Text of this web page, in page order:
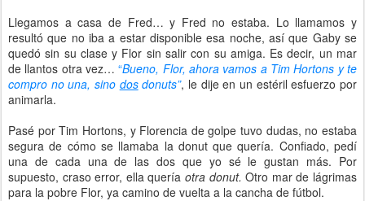
Llegamos a casa de Fred… y Fred no estaba. Lo llamamos y
resultó que no iba a estar disponible esa noche, así que Gaby se
quedó sin su clase y Flor sin salir con su amiga. Es decir, un mar
de llantos otra vez…“Bueno, Flor, ahora vamos a Tim Hortons y te
compro no una, sino dosdonuts”, le dije en un estéril esfuerzo por
animarla.
Pasé por Tim Hortons, y Florencia de golpe tuvo dudas, no estaba
segura de cómo se llamaba la donut que quería. Confiado, pedí
una de cada una de las dos que yo sé le gustan más. Por
supuesto, craso error, ella quería otra donut. Otro mar de lágrimas
para la pobre Flor, ya camino de vuelta a la cancha de fútbol.